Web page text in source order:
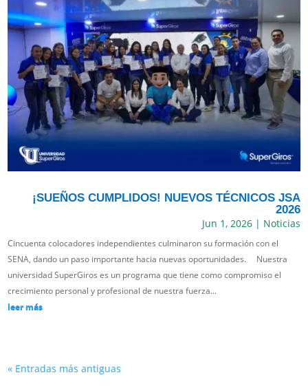
¡SUEÑOS CUMPLIDOS! NUEVOS TÉCNICOS JSA
2026
Jun 1, 2026| Noticias
Cincuenta colocadores independientes culminaron su formación con el
SENA, dando un paso importante hacia nuevas oportunidades. Nuestra
universidad SuperGiros es un programa que tiene como compromiso el
crecimiento personal y profesional de nuestra fuerza...
leer más
« Entradas más antiguas